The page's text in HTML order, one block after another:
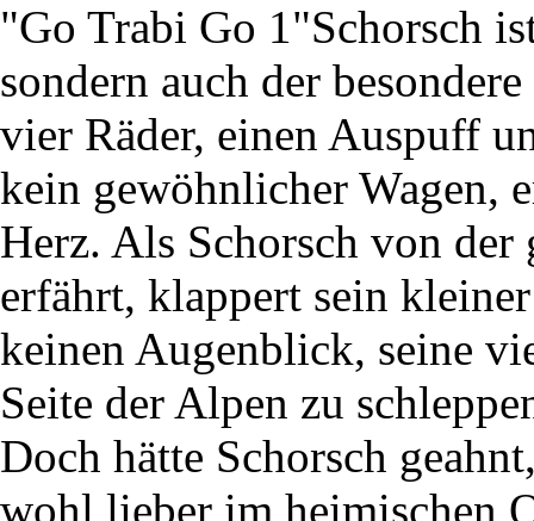
"Go Trabi Go 1"Schorsch
sondern auch der
vier Räder, einen Auspuff
kein gewöhnlicher Wagen,
Herz. Als Schorsch von der
erfährt, klappert sein
keinen Augenblick, seine
Seite der Alpen zu
Doch hätte Schorsch
wohl lieber im heimischen